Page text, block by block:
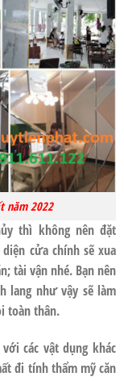
năm 2022
thì không nên đặt
cửa chính sẽ xua
tài vận nhé. Bạn nên
lang như vậy sẽ làm
toàn thân.
các vật dụng khác
đi tính thẩm mỹ căn